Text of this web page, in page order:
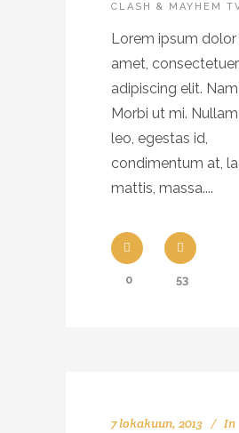
CLASH & MAYHEM
Lorem ipsum dolor
amet, consectetuer
adipiscing elit.
Morbi ut mi.
leo, egestas id,
condimentum at,
mattis, massa....
0 53
7 lokakuun, 2013 In